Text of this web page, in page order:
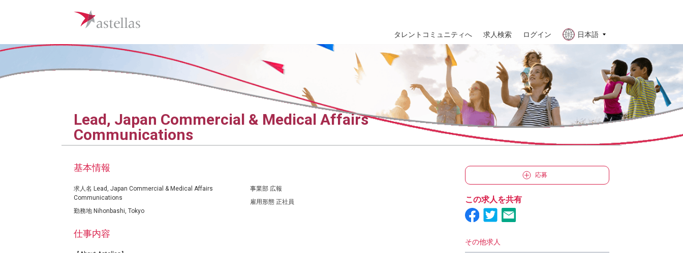
タレントコミュニティへ 求人検索 ログイン 日本語
Lead, Japan Commercial & Medical Affairs
Communications
基本情報
求人名 Lead, Japan Commercial & Medical Affairs
Communications
勤務地 Nihonbashi, Tokyo
事業部 広報
雇用形態 正社員
仕事内容
応募
この求人を共有
その他求人